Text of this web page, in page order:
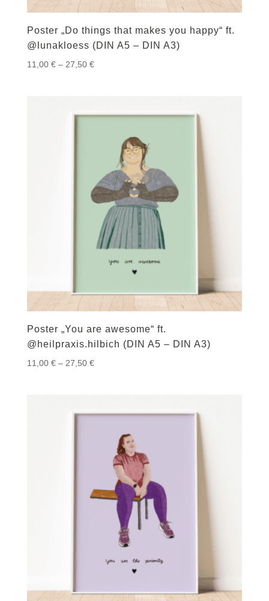
Poster „Do things that makes you happy“ ft.
@lunakloess (DIN A5 – DIN A3)
11,00 € – 27,50 €Preisspanne:
Poster „You are awesome“ ft.
@heilpraxis.hilbich (DIN A5 – DIN A3)
11,00 € – 27,50 €Preisspanne: